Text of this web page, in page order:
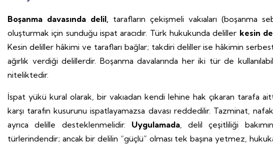
Boşanma davasında delil, tarafların çekişmeli vakıaları (boşanma
oluşturmak için sunduğu ispat aracıdır. Türk hukukunda deliller kesin
Kesin deliller hâkimi ve tarafları bağlar; takdiri deliller ise hâkimin
ağırlık verdiği delillerdir. Boşanma davalarında her iki tür de
niteliktedir.
İspat yükü kural olarak, bir vakıadan kendi lehine hak çıkaran tarafa
karşı tarafın kusurunu ispatlayamazsa davası reddedilir. Tazminat,
ayrıca delille desteklenmelidir. Uygulamada, delil çeşitliliği
türlerindendir; ancak bir delilin “güçlü” olması tek başına yetmez,